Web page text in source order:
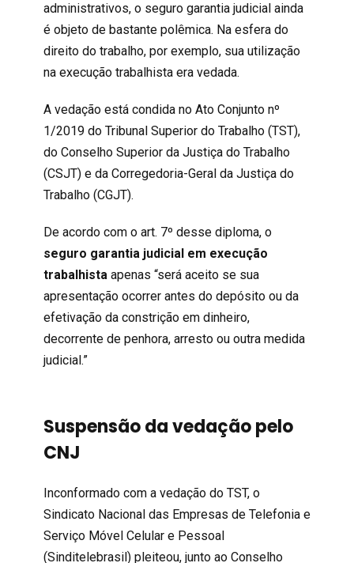
administrativos, o seguro garantia judicial ainda
é objeto de bastante polêmica. Na esfera do
direito do trabalho, por exemplo, sua utilização
na execução trabalhista era vedada.
A vedação está condida no Ato Conjunto nº
1/2019 do Tribunal Superior do Trabalho (TST),
do Conselho Superior da Justiça do Trabalho
(CSJT) e da Corregedoria-Geral da Justiça do
Trabalho (CGJT).
De acordo com o art. 7º desse diploma, o
seguro garantia judicial em execução
trabalhista apenas “será aceito se sua
apresentação ocorrer antes do depósito ou da
efetivação da constrição em dinheiro,
decorrente de penhora, arresto ou outra medida
judicial.”
Suspensão da vedação pelo
CNJ
Inconformado com a vedação do TST, o
Sindicato Nacional das Empresas de Telefonia e
Serviço Móvel Celular e Pessoal
(Sinditelebrasil) pleiteou, junto ao Conselho